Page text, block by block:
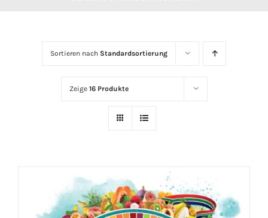
Sortieren nach Standardsortierung
Zeige 16 Produkte